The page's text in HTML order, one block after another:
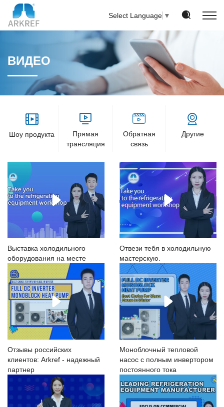
Select Language ▼
ВИДЕО
Шоу продукта
Прямая
трансляция
Обратная
связь
Другие
Выставка холодильного
оборудования на месте
Отвези тебя в холодильную
мастерскую.
Отзывы российских
клиентов: Arkref - надежный
партнер
Моноблочный тепловой
насос с полным инвертором
постоянного тока